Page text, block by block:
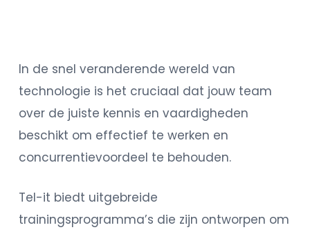
In de snel veranderende wereld van
technologie is het cruciaal dat jouw team
over de juiste kennis en vaardigheden
beschikt om effectief te werken en
concurrentievoordeel te behouden.
Tel-it biedt uitgebreide
trainingsprogramma’s die zijn ontworpen om